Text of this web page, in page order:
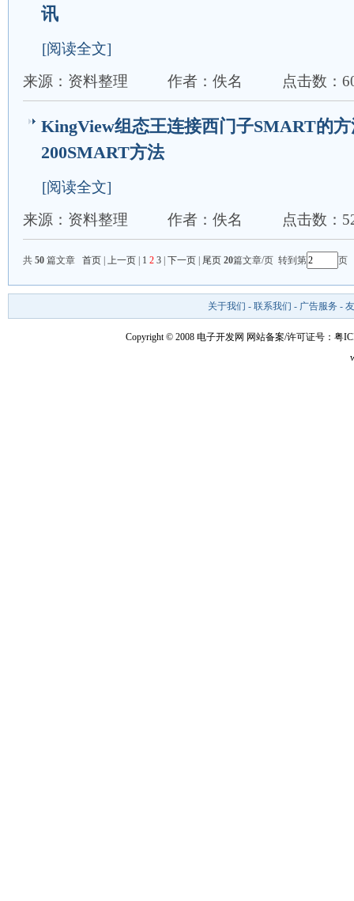
讯
[阅读全文]
来源：资料整理
作者：佚名 点击数：
KingView组态王连接西门子SMART的
200SMART方法
[阅读全文]
来源：资料整理
作者：佚名 点击数：
共 50 篇文章 首页 上一页 1 2 3 下一页 尾页 20篇文章/页 转到第 页
关于我们 - 联系我们 - 广告服务 -
Copyright © 2008 电子开发网 网站备案/许可证号：粤